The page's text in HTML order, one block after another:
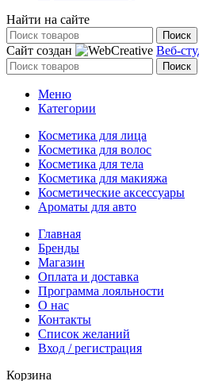
Найти на сайте
Поиск
Сайт создан Веб-
Поиск
Меню
Категории
Косметика для лица
Косметика для волос
Косметика для тела
Косметика для макияжа
Косметические аксессуары
Ароматы для авто
Главная
Бренды
Магазин
Оплата и доставка
Программа лояльности
О нас
Контакты
Список желаний
Вход / регистрация
Корзина